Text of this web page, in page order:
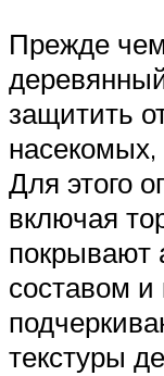
Прежде
защитить
насекомых,
Для этого
включая
покрывают
составом и
текстуры